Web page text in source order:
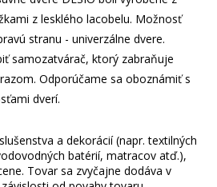
z lesklého lacobelu. Možnosť
stranu - univerzálne dvere.
samozatvárač, ktorý zabraňuje
Odporúčame sa oboznámiť s
dverí.
a dekorácií (napr. textilných
batérií, matracov atď.),
Tovar sa zvyčajne dodáva v